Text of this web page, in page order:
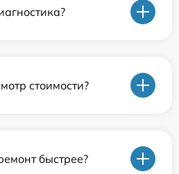
стоимости?
быстрее?